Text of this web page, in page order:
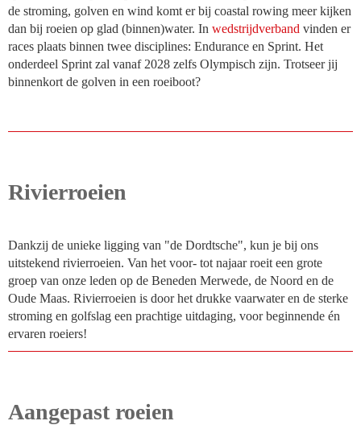
de stroming, golven en wind komt er bij coastal rowing meer kijken
dan bij roeien op glad (binnen)water. In wedstrijdverband vinden er
races plaats binnen twee disciplines: Endurance en Sprint. Het
onderdeel Sprint zal vanaf 2028 zelfs Olympisch zijn. Trotseer jij
binnenkort de golven in een roeiboot?
Rivierroeien
Dankzij de unieke ligging van "de Dordtsche", kun je bij ons
uitstekend rivierroeien. Van het voor- tot najaar roeit een grote
groep van onze leden op de Beneden Merwede, de Noord en de
Oude Maas. Rivierroeien is door het drukke vaarwater en de sterke
stroming en golfslag een prachtige uitdaging, voor beginnende én
ervaren roeiers!
Aangepast roeien